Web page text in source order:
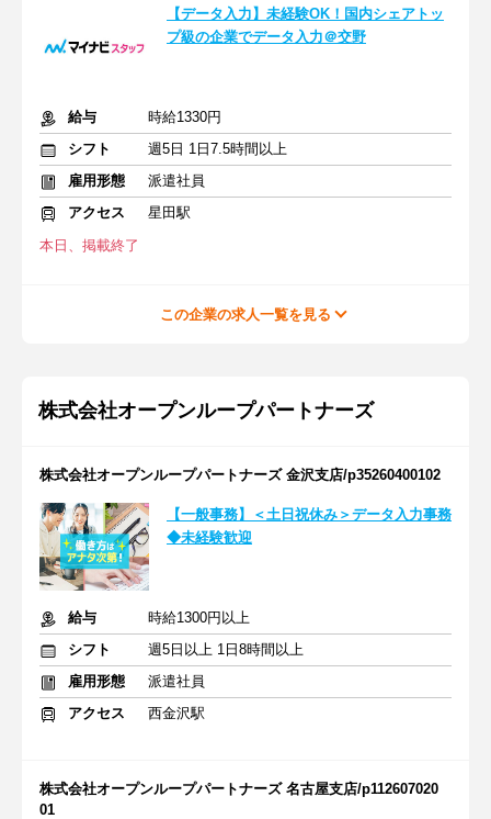
【データ入力】未経験OK！国内シェアトッ
プ級の企業でデータ入力＠交野
給与
時給1330円
シフト
週5日 1日7.5時間以上
雇用形態
派遣社員
アクセス
星田駅
本日、掲載終了
この企業の求人一覧を見る
株式会社オープンループパートナーズ
株式会社オープンループパートナーズ 金沢支店/p35260400102
【一般事務】＜土日祝休み＞データ入力事務
◆未経験歓迎
給与
時給1300円以上
シフト
週5日以上 1日8時間以上
雇用形態
派遣社員
アクセス
西金沢駅
株式会社オープンループパートナーズ 名古屋支店/p112607020
01